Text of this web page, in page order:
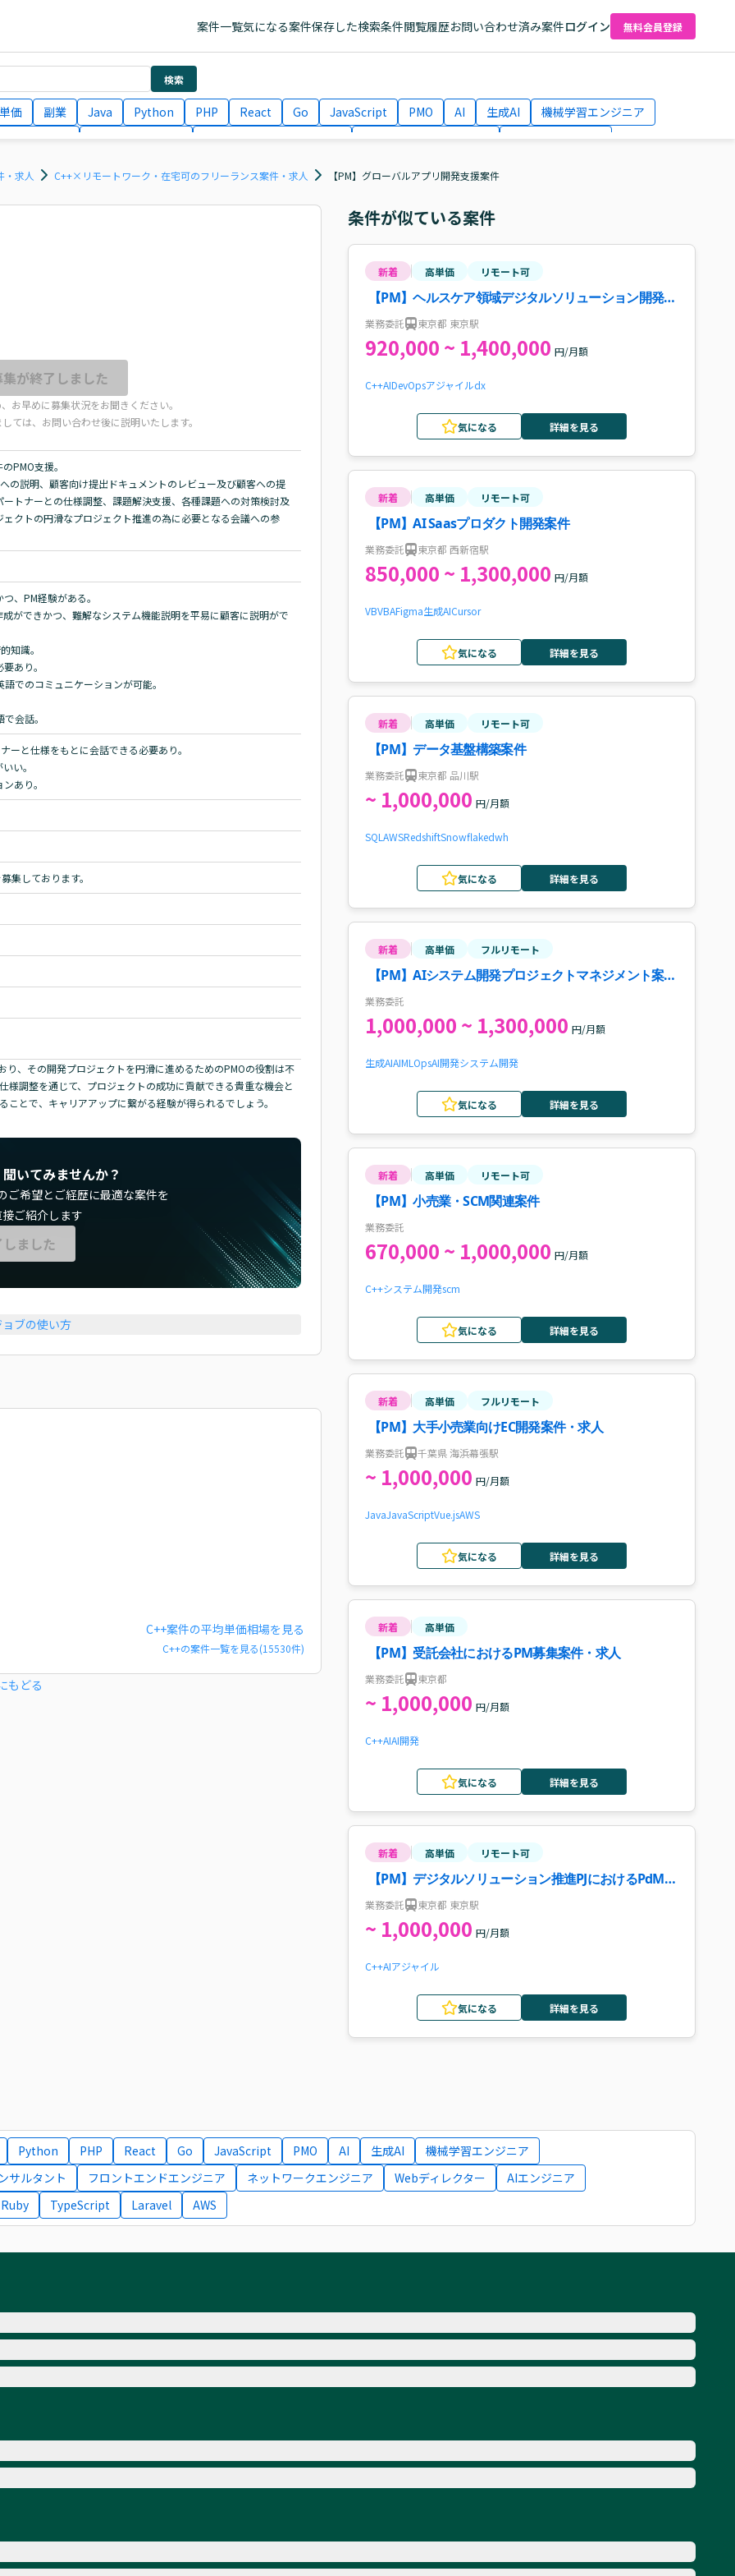
案件一覧気になる案件保存した検索条件閲覧履歴お問い合わせ済み案件ログイン 無料会員登録
検索
価 副業 Java Python PHP React Go JavaScript PMO AI 生成AI
機械学習エンジニア
月収100万円 業務委託
・求人 C++×リモートワーク・在宅可のフリーランス案件・求人 【PM】グローバルアプリ開発支援案件
が終了しました
お早めに募集状況をお聞きください。
ては、お問い合わせ後に説明いたします。
PMO支援。
の説明、顧客向け提出ドキュメントのレビュー及び顧客への提
トナーとの仕様調整、課題解決支援、各種課題への対策検討及
クトの円滑なプロジェクト推進の為に必要となる会議への参
、PM経験がある。
ができかつ、難解なシステム機能説明を平易に顧客に説明がで
知識。
あり。
でのコミュニケーションが可能。
会話。
ーと仕様をもとに会話できる必要あり。
い。
あり。
集しております。
、その開発プロジェクトを円滑に進めるためのPMOの役割は不
調整を通じて、プロジェクトの成功に貢献できる貴重な機会と
とで、キャリアアップに繋がる経験が得られるでしょう。
いてみませんか？
ご希望とご経歴に最適な案件を
ご紹介します
ました
ブの使い方
C++案件の平均単価相場を見る
C++の案件一覧を見る(15530件)
もどる
条件が似ている案件
新着 高単価 リモート可
【PM】ヘルスケア領域デジタルソリューション開発案
件
業務委託 東京都 東京駅
920,000 ~ 1,400,000 円/月額
C++AIDevOpsアジャイルdx
気になる 詳細を見る
新着 高単価 リモート可
【PM】AI Saasプロダクト開発案件
業務委託 東京都 西新宿駅
850,000 ~ 1,300,000 円/月額
VBVBAFigma生成AICursor
気になる 詳細を見る
新着 高単価 リモート可
【PM】データ基盤構築案件
業務委託 東京都 品川駅
~ 1,000,000 円/月額
SQL AWSRedshiftSnowflakedwh
気になる 詳細を見る
新着 高単価 フルリモート
【PM】AIシステム開発プロジェクトマネジメント案
件・求人
業務委託
1,000,000 ~ 1,300,000 円/月額
生成AIAIMLOpsAI開発システム開発
気になる 詳細を見る
新着 高単価 リモート可
【PM】小売業・SCM関連案件
業務委託
670,000 ~ 1,000,000 円/月額
C++システム開発scm
気になる 詳細を見る
新着 高単価 フルリモート
【PM】大手小売業向けEC開発案件・求人
業務委託 千葉県 海浜幕張駅
~ 1,000,000 円/月額
JavaJavaScriptVue.jsAWS
気になる 詳細を見る
新着 高単価
【PM】受託会社におけるPM募集案件・求人
業務委託 東京都
~ 1,000,000 円/月額
C++AIAI開発
気になる 詳細を見る
新着 高単価 リモート可
【PM】デジタルソリューション推進PJにおけるPdM案
件・求人
業務委託 東京都 東京駅
~ 1,000,000 円/月額
C++AIアジャイル
気になる 詳細を見る
Python PHP React Go JavaScript PMO AI 生成AI
機械学習エンジニア
サルタント
フロントエンドエンジニア ネットワークエンジニア Webディレクター
AIエンジニア
Ruby
TypeScript Laravel AWS